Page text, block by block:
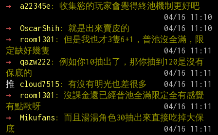
→
a22345e : 收集慾的玩家會覺得終池機制更好吧
→
OscarShih: 就是出來賣皮的
→
room1301 : 但是我也才3隻6+1，普池沒全滿，限
定缺好幾隻
→
qazw222 : 例如你10抽出了，那你抽到120是沒有
保底的
推
cloud7515 : 有沒有明光也差很多
→
room1301 : 沒課金還已經普池全滿限定全有感覺
有點歐呀
→
Mikufans : 而且湯湯角色30抽出來直接吃掉大保
底